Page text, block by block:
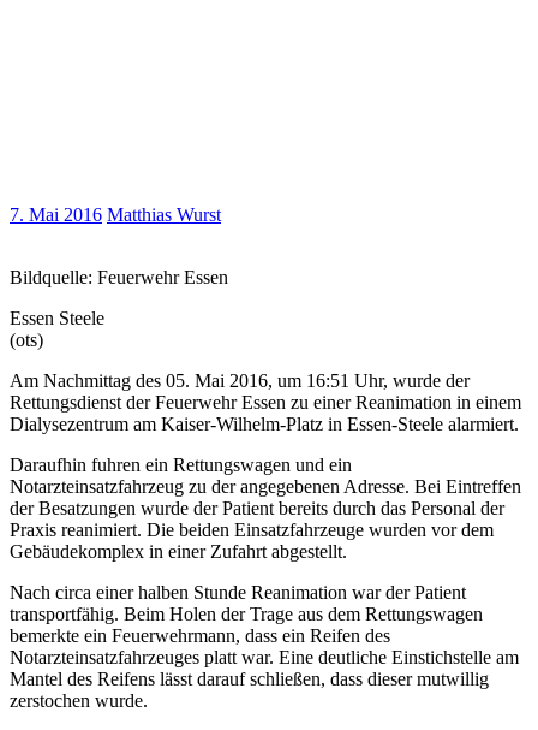
7. Mai 2016 Matthias Wurst
Bildquelle: Feuerwehr Essen
Essen Steele
(ots)
Am Nachmittag des 05. Mai 2016, um 16:51 Uhr, wurde der
Rettungsdienst der Feuerwehr Essen zu einer Reanimation in einem
Dialysezentrum am Kaiser-Wilhelm-Platz in Essen-Steele alarmiert.
Daraufhin fuhren ein Rettungswagen und ein
Notarzteinsatzfahrzeug zu der angegebenen Adresse. Bei Eintreffen
der Besatzungen wurde der Patient bereits durch das Personal der
Praxis reanimiert. Die beiden Einsatzfahrzeuge wurden vor dem
Gebäudekomplex in einer Zufahrt abgestellt.
Nach circa einer halben Stunde Reanimation war der Patient
transportfähig. Beim Holen der Trage aus dem Rettungswagen
bemerkte ein Feuerwehrmann, dass ein Reifen des
Notarzteinsatzfahrzeuges platt war. Eine deutliche Einstichstelle am
Mantel des Reifens lässt darauf schließen, dass dieser mutwillig
zerstochen wurde.